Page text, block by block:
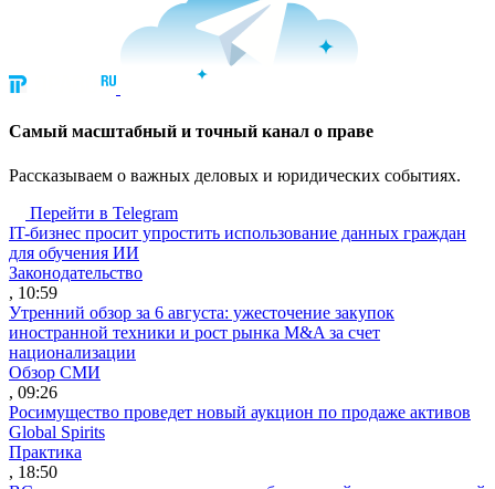
Cамый масштабный и точный канал о праве
Рассказываем о важных деловых и юридических событиях.
Перейти в Telegram
IT-бизнес просит упростить использование данных граждан
для обучения ИИ
Законодательство
, 10:59
Утренний обзор за 6 августа: ужесточение закупок
иностранной техники и рост рынка M&A за счет
национализации
Обзор СМИ
, 09:26
Росимущество проведет новый аукцион по продаже активов
Global Spirits
Практика
, 18:50